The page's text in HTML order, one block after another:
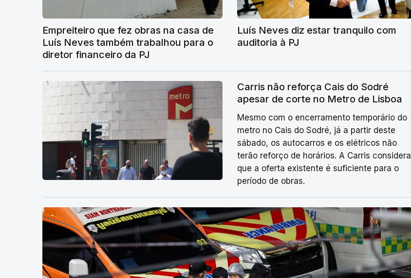
Empreiteiro que fez obras na casa de
Luís Neves também trabalhou para o
diretor financeiro da PJ
Luís Neves diz estar tranquilo com
auditoria à PJ
Carris não reforça Cais do Sodré
apesar de corte no Metro de Lisboa
Mesmo com o encerramento temporário do
metro no Cais do Sodré, já a partir deste
sábado, os autocarros e os elétricos não
terão reforço de horários. A Carris considera
que a oferta existente é suficiente para o
período de obras.